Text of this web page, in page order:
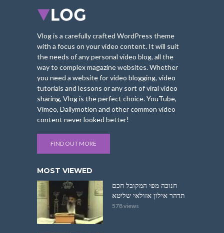
Vlog is a carefully crafted WordPress theme
with a focus on your video content. It will suit
the needs of any personal video blog, all the
way to complex magazine websites. Whether
you need a website for video blogging, video
tutorials and lessons or any sort of viral video
sharing, Vlog is the perfect choice. YouTube,
Vimeo, Dailymotion and other common video
content never looked better!
FIND OUT MORE
MOST VIEWED
חנוכה מפי המקובל חכם
תדהר אילון אזולאי שליטא
578 views